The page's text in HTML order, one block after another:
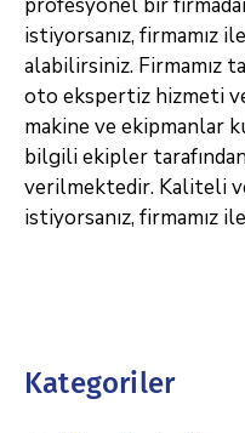
istiyorsanız, firmamız
alabilirsiniz. Firmamız
oto ekspertiz hizmeti
makine ve ekipmanlar
bilgili ekipler
verilmektedir. Kaliteli
istiyorsanız, firmamız
Kategoriler